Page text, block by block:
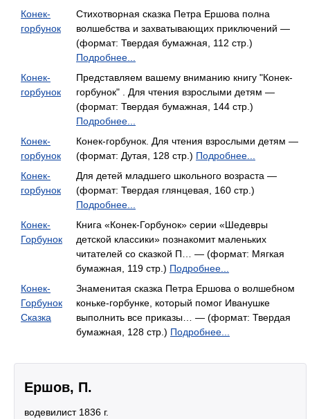
Конек-
горбунок
Стихотворная сказка Петра Ершова полна
волшебства и захватывающих приключений —
(формат: Твердая бумажная, 112 стр.)
Подробнее...
Конек-
горбунок
Представляем вашему вниманию книгу "Конек-
горбунок" . Для чтения взрослыми детям —
(формат: Твердая бумажная, 144 стр.)
Подробнее...
Конек-
горбунок
Конек-горбунок. Для чтения взрослыми детям —
(формат: Дутая, 128 стр.) Подробнее...
Конек-
горбунок
Для детей младшего школьного возраста —
(формат: Твердая глянцевая, 160 стр.)
Подробнее...
Конек-
Горбунок
Книга «Конек-Горбунок» серии «Шедевры
детской классики» познакомит маленьких
читателей со сказкой П… — (формат: Мягкая
бумажная, 119 стр.) Подробнее...
Конек-
Горбунок
Сказка
Знаменитая сказка Петра Ершова о волшебном
коньке-горбунке, который помог Иванушке
выполнить все приказы… — (формат: Твердая
бумажная, 128 стр.) Подробнее...
Ершов, П.
водевилист 1836 г.